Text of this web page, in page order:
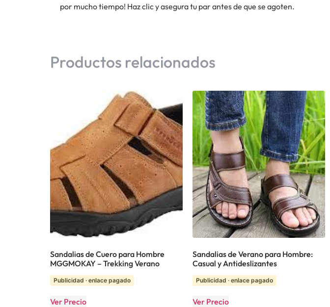
por mucho tiempo! Haz clic y asegura tu par antes de que se agoten.
Productos relacionados
Sandalias de Cuero para Hombre
MGGMOKAY – Trekking Verano
Publicidad · enlace pagado
Ver Precio
Sandalias de Verano para Hombre:
Casual y Antideslizantes
Publicidad · enlace pagado
Ver Precio